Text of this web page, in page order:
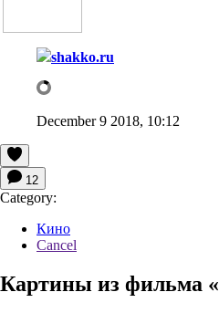
shakko.ru
December 9 2018, 10:12
12
Category:
Кино
Cancel
Картины из фильма